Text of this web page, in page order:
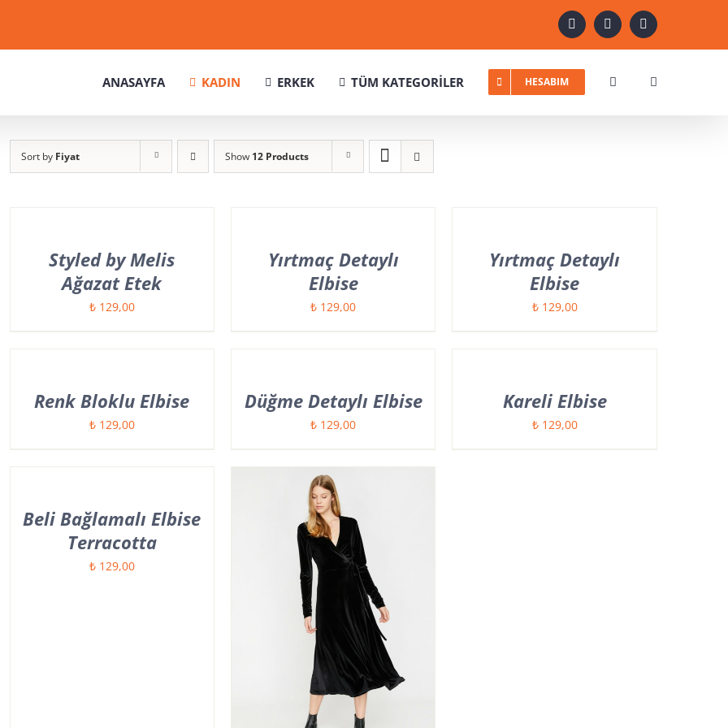
X InstagramYouTube
ANASAYFA KADIN ERKEK TÜM KATEGORİLER HESABIM
Sort by Fiyat Show 12 Products
Styled by Melis
Ağazat Etek
₺129,00
Yırtmaç Detaylı
Elbise
₺ 129,00
Yırtmaç Detaylı
Elbise
₺129,00
Renk Bloklu Elbise
₺129,00
Düğme Detaylı Elbise
₺ 129,00
Kareli Elbise
₺129,00
Beli Bağlamalı Elbise
Terracotta
₺129,00